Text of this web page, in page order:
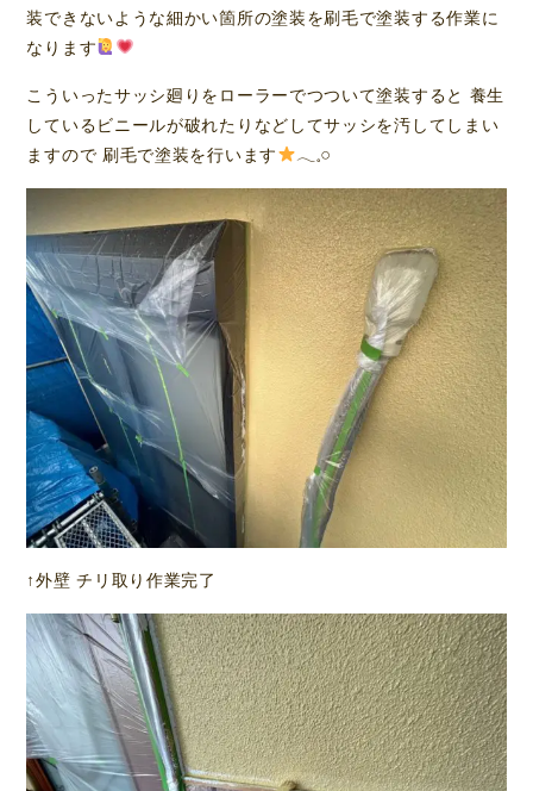
装できないような細かい箇所の塗装を刷毛で塗装する作業に
なります
こういったサッシ廻りをローラーでつついて塗装すると 養生
しているビニールが破れたりなどしてサッシを汚してしまい
ますので 刷毛で塗装を行います
𓂃𓈒𓏸︎︎︎︎
↑外壁 チリ取り作業完了